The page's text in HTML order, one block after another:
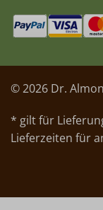
© 2026 Dr.
* gilt für
Lieferzeiten für